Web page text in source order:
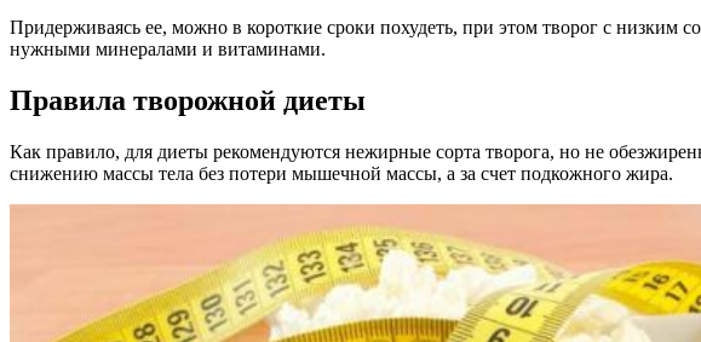
Придерживаясь ее, можно в короткие сроки похудеть, при этом творог с
нужными минералами и витаминами.
Правила творожной диеты
Как правило, для диеты рекомендуются нежирные сорта творога, но не
снижению массы тела без потери мышечной массы, а за счет подкожного жира.